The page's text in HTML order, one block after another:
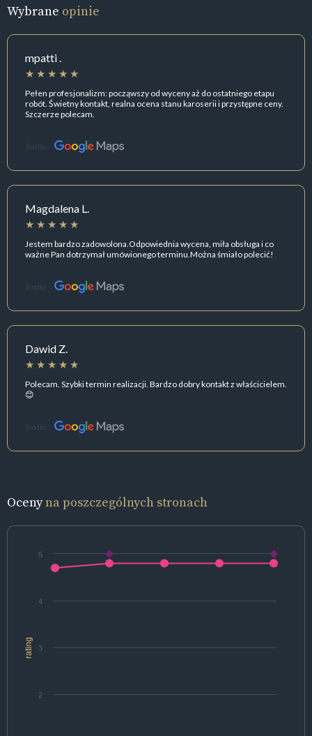
Wybrane opinie
mpatti .
Pełen profesjonalizm: począwszy od wyceny aż do ostatniego etapu
robót. Świetny kontakt, realna ocena stanu karoserii i przystępne ceny.
Szczerze polecam.
Źródło:
Magdalena L.
Jestem bardzo zadowolona.Odpowiednia wycena, miła obsługa i co
ważne Pan dotrzymał umówionego terminu.Można śmiało polecić!
Źródło:
Dawid Z.
Polecam. Szybki termin realizacji. Bardzo dobry kontakt z właścicielem.
😊
Źródło:
Ocenyna poszczególnych stronach
rating
2
3
4
5